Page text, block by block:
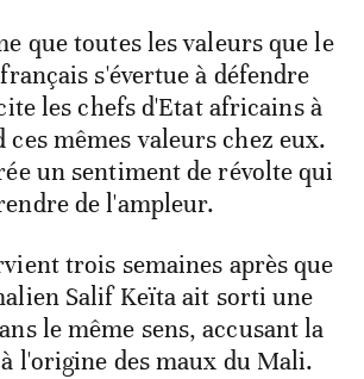
que toutes les valeurs que le
s'évertue à défendre
les chefs d'Etat africains à
mêmes valeurs chez eux.
un sentiment de révolte qui
de l'ampleur.
trois semaines après que
Salif Keïta ait sorti une
le même sens, accusant la
l'origine des maux du Mali.